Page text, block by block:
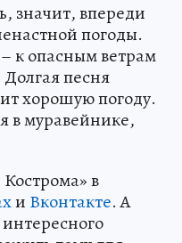
значит, впереди
погоды.
к опасным ветрам
песня
хорошую погоду.
в муравейнике,
в
и Вконтакте. А